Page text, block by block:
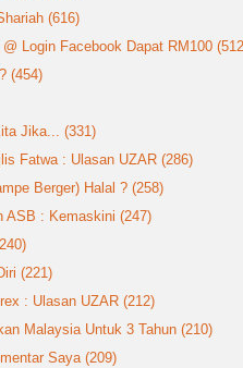
(616)
Login Facebook Dapat RM100
(454)
Jika... (331)
Fatwa : Ulasan UZAR (286)
Berger) Halal ? (258)
ASB : Kemaskini (247)
(221)
: Ulasan UZAR (212)
Malaysia Untuk 3 Tahun (210)
Saya (209)